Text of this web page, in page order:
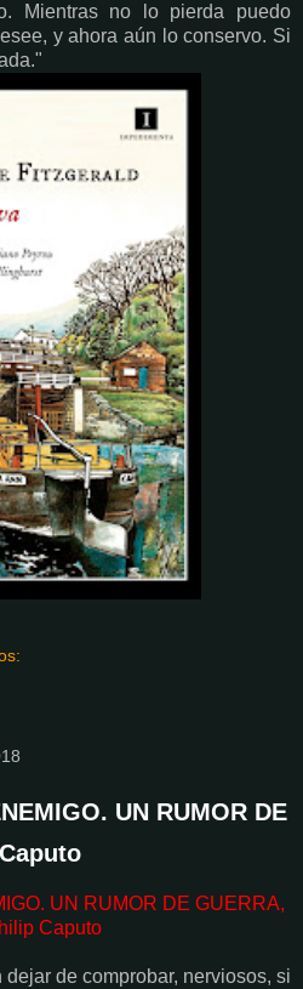
Mientras no lo pierda puedo
y ahora aún lo conservo. Si
UN RUMOR DE
UN RUMOR DE GUERRA,
Caputo
de comprobar, nerviosos, si